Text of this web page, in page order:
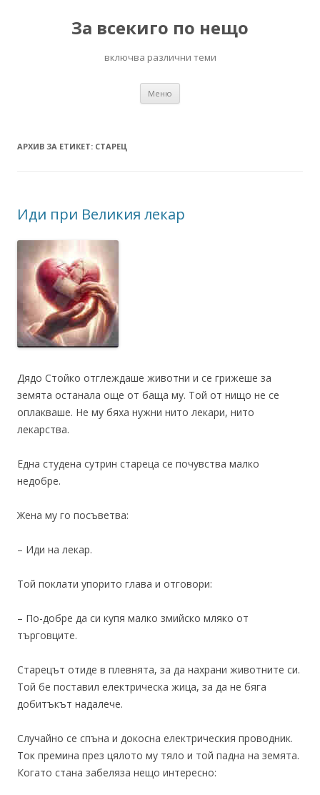
За всекиго по нещо
включва различни теми
Меню
АРХИВ ЗА ЕТИКЕТ: СТАРЕЦ
Иди при Великия лекар
Дядо Стойко отглеждаше животни и се грижеше за
земята останала още от баща му. Той от нищо не се
оплакваше. Не му бяха нужни нито лекари, нито
лекарства.
Една студена сутрин стареца се почувства малко
недобре.
Жена му го посъветва:
– Иди на лекар.
Той поклати упорито глава и отговори:
– По-добре да си купя малко змийско мляко от
търговците.
Старецът отиде в плевнята, за да нахрани животните си.
Той бе поставил електрическа жица, за да не бяга
добитъкът надалече.
Случайно се спъна и докосна електрическия проводник.
Ток премина през цялото му тяло и той падна на земята.
Когато стана забеляза нещо интересно: